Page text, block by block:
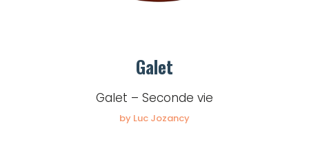
Galet
Galet – Seconde vie
by Luc Jozancy